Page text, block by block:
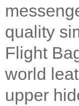
quality
Flight
world
upper